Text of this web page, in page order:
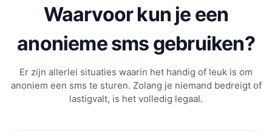
Waarvoor kun je een
anonieme sms gebruiken?
Er zijn allerlei situaties waarin het handig of leuk is om
anoniem een sms te sturen. Zolang je niemand bedreigt of
lastigvalt, is het volledig legaal.